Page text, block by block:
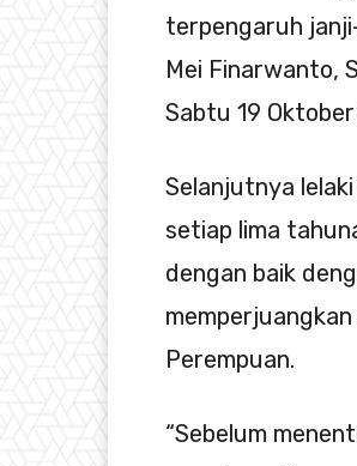
terpengaruh
Mei Finarwanto,
Sabtu 19
Selanjutnya
setiap lima
dengan baik
Perempuan.
“Sebelum